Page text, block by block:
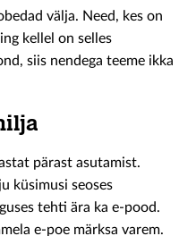
välja. Need, kes on
kellel on selles
siis nendega teeme ikka
pärast asutamist.
küsimusi seoses
tehti ära ka e-pood.
e-poe märksa varem.